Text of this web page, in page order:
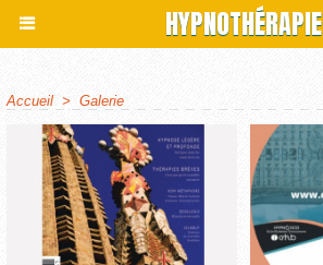
HYPNOTHÉRAPIE
Accueil > Galerie